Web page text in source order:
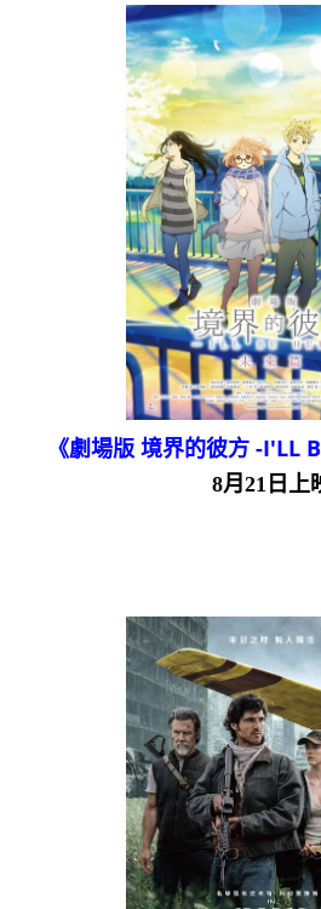
《劇場版 境界的彼方 -I'LL
8月21日上